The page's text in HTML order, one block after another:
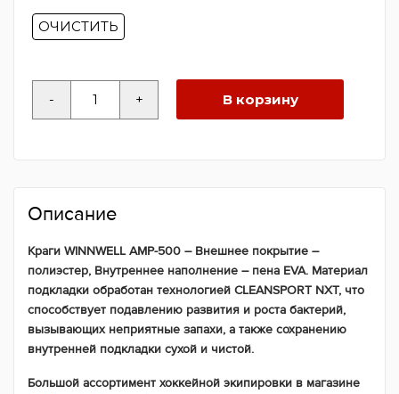
ОЧИСТИТЬ
-
товара
+ В корзину
Описание
Краги WINNWELL AMP-500 – Внешнее покрытие –
полиэстер, Внутреннее наполнение – пена EVA. Материал
подкладки обработан технологией CLEANSPORT NXT, что
способствует подавлению развития и роста бактерий,
вызывающих неприятные запахи, а также сохранению
внутренней подкладки сухой и чистой.
Большой ассортимент хоккейной экипировки в магазине